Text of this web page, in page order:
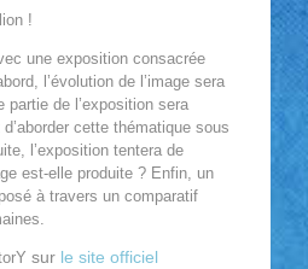
!
une exposition consacrée
l’évolution de l’image sera
de l’exposition sera
cette thématique sous
l’exposition tentera de
est-elle produite ? Enfin, un
à travers un comparatif
sur le site officiel